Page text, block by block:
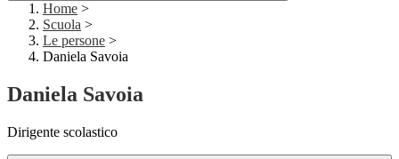
Home >
Scuola >
Le persone >
Daniela Savoia
Daniela Savoia
Dirigente scolastico